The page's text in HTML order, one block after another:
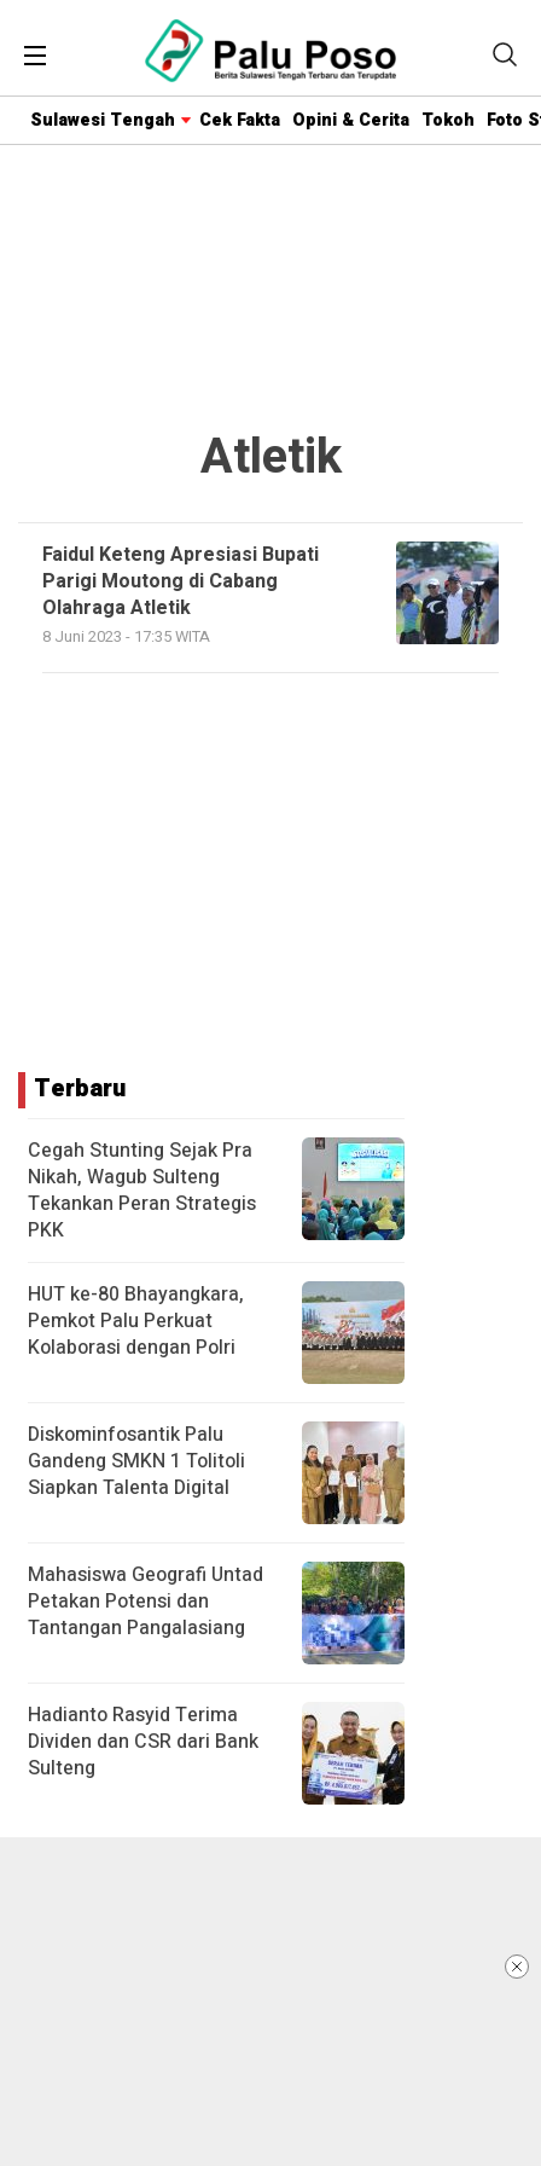
Sulawesi Tengah Cek Fakta Opini & Cerita Tokoh Foto
Atletik
Faidul Keteng Apresiasi Bupati
Parigi Moutong di Cabang
Olahraga Atletik
8 Juni 2023 - 17:35 WITA
Terbaru
Cegah Stunting Sejak Pra
Nikah, Wagub Sulteng
Tekankan Peran Strategis
PKK
HUT ke-80 Bhayangkara,
Pemkot Palu Perkuat
Kolaborasi dengan Polri
Diskominfosantik Palu
Gandeng SMKN 1 Tolitoli
Siapkan Talenta Digital
Mahasiswa Geografi Untad
Petakan Potensi dan
Tantangan Pangalasiang
Hadianto Rasyid Terima
Dividen dan CSR dari Bank
Sulteng